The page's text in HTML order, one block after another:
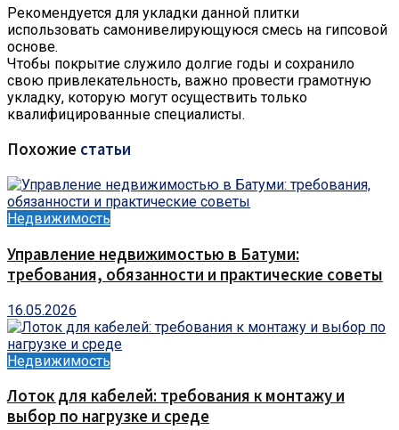
Рекомендуется для укладки данной плитки
использовать самонивелирующуюся смесь на гипсовой
основе.
Чтобы покрытие служило долгие годы и сохранило
свою привлекательность, важно провести грамотную
укладку, которую могут осуществить только
квалифицированные специалисты.
Похожие статьи
Недвижимость
Управление недвижимостью в Батуми:
требования, обязанности и практические советы
16.05.2026
Недвижимость
Лоток для кабелей: требования к монтажу и
выбор по нагрузке и среде